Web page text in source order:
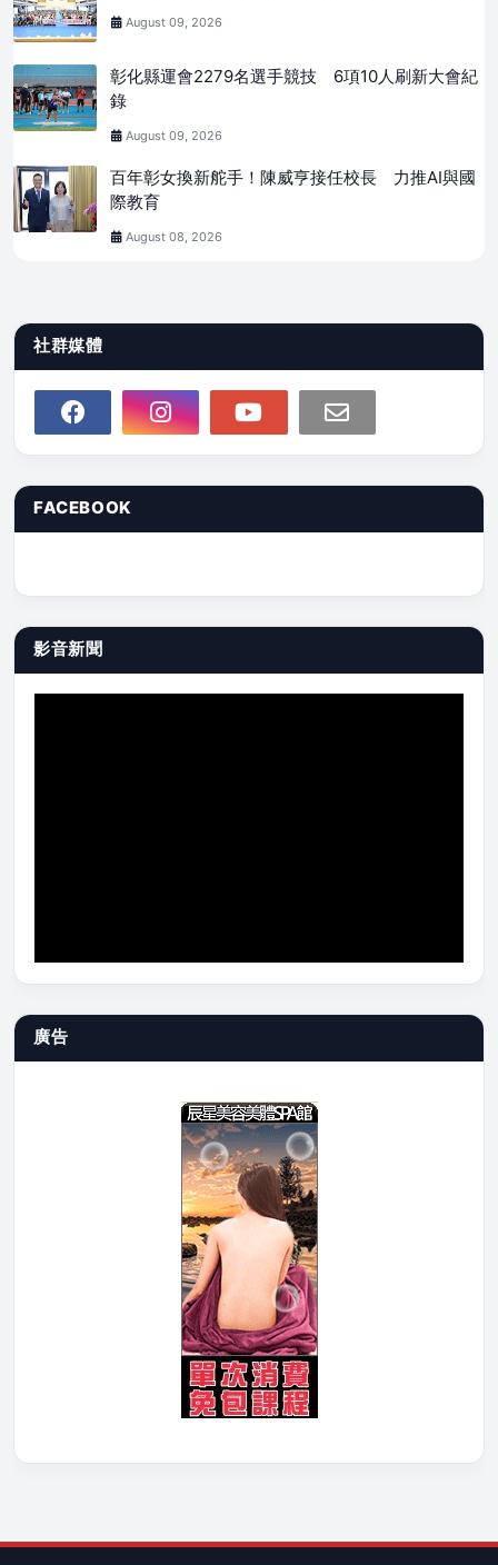
August 09, 2026
彰化縣運會2279名選手競技 6項10人刷新大會紀
錄
August 09, 2026
百年彰女換新舵手！陳威亨接任校長 力推AI與國
際教育
August 08, 2026
社群媒體
FACEBOOK
影音新聞
廣告